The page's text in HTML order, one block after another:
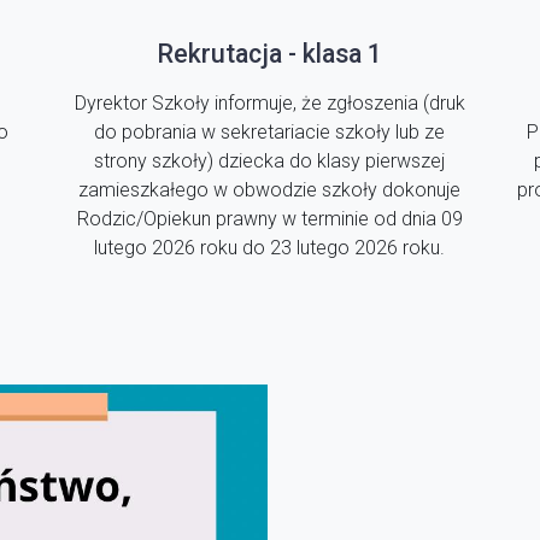
Rekrutacja - klasa 1
Dyrektor Szkoły informuje, że zgłoszenia (druk
do pobrania w sekretariacie szkoły lub ze
strony szkoły) dziecka do klasy pierwszej
zamieszkałego w obwodzie szkoły dokonuje
Rodzic/Opiekun prawny w terminie od dnia 09
lutego 2026 roku do 23 lutego 2026 roku.